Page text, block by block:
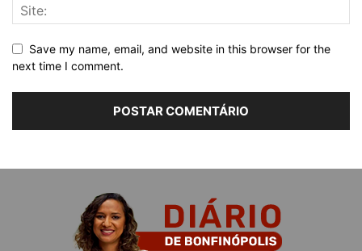
Save my name, email, and website in this browser for the
next time I comment.